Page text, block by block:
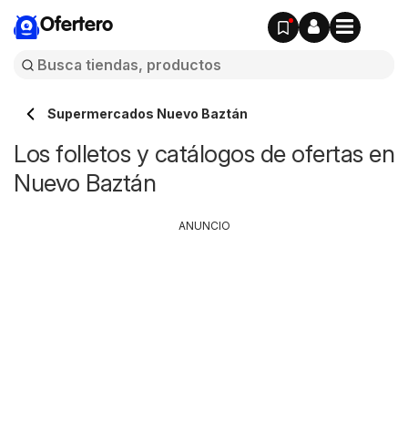
Ofertero
Supermercados Nuevo Baztán
Los folletos y catálogos de ofertas en
Nuevo Baztán
ANUNCIO